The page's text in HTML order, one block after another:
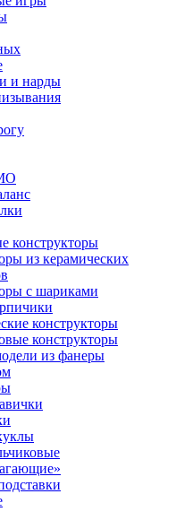
и нарды
конструкторы
из керамических
с шариками
конструкторы
конструкторы
из фанеры